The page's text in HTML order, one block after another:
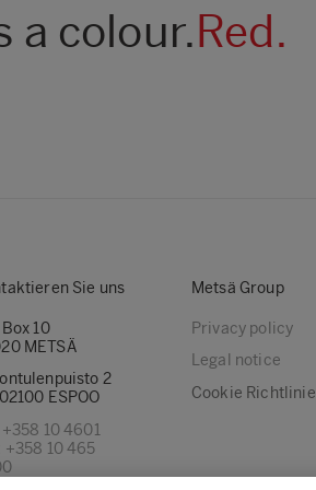
a colour.Red.
Sie uns
Box 10
METSÄ
2
ESPOO
+358 10 4601
+358 10 465
Metsä Group
Privacy policy
Legal notice
Cookie Richtlinie